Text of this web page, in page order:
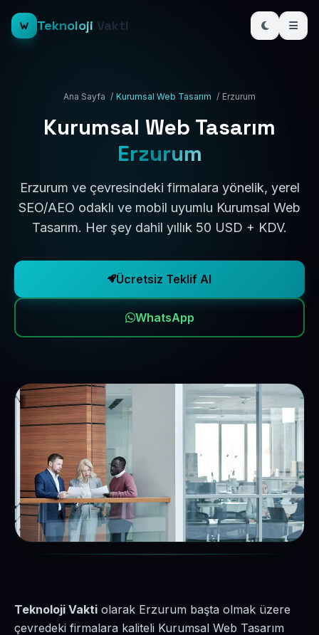
Teknoloji Vakti
Ana Sayfa / Kurumsal Web Tasarım / Erzurum
Kurumsal Web Tasarım
Erzurum
Erzurum ve çevresindeki firmalara yönelik, yerel
SEO/AEO odaklı ve mobil uyumlu Kurumsal Web
Tasarım. Her şey dahil yıllık 50 USD + KDV.
Ücretsiz Teklif Al
WhatsApp
Teknoloji Vakti olarak Erzurum başta olmak üzere
çevredeki firmalara kaliteli Kurumsal Web Tasarım